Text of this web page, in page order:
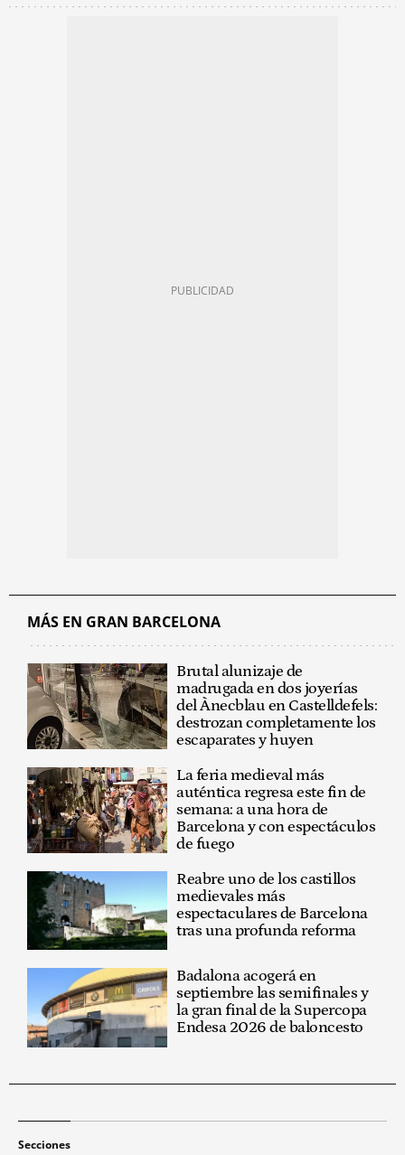
MÁS EN GRAN BARCELONA
Brutal alunizaje de
madrugada en dos joyerías
del Ànecblau en Castelldefels:
destrozan completamente los
escaparates y huyen
La feria medieval más
auténtica regresa este fin de
semana: a una hora de
Barcelona y con espectáculos
de fuego
Reabre uno de los castillos
medievales más
espectaculares de Barcelona
tras una profunda reforma
Badalona acogerá en
septiembre las semifinales y
la gran final de la Supercopa
Endesa 2026 de baloncesto
Secciones